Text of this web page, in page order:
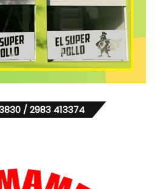
/ 2983 413374